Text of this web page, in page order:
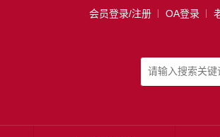
会员登录/注册 OA登录